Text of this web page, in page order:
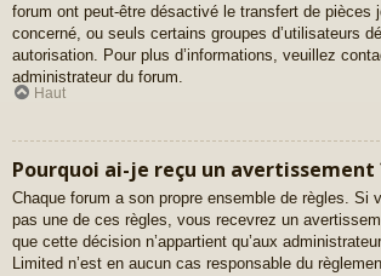
forum ont peut-être désactivé le transfert de pièces
concerné, ou seuls certains groupes d’utilisateurs
autorisation. Pour plus d’informations, veuillez
administrateur du forum.
Haut
Pourquoi ai-je reçu un avertissement
Chaque forum a son propre ensemble de règles. Si
pas une de ces règles, vous recevrez un
que cette décision n’appartient qu’aux
Limited n’est en aucun cas responsable du